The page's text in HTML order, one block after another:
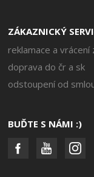
ZÁKAZNICKÝ
reklamace a vrácení
doprava do čr a sk
odstoupení od
BUĎTE S NÁMI :)